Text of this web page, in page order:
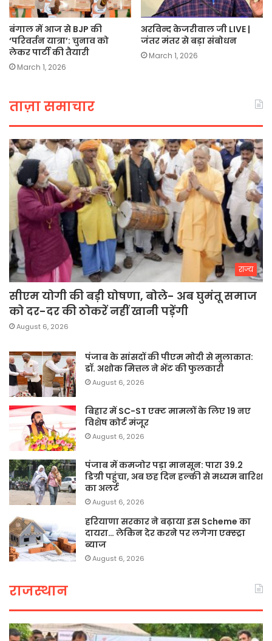
बंगाल में आज से BJP की
‘परिवर्तन यात्रा’: चुनाव को
लेकर पार्टी की तैयारी
March 1, 2026
अरविन्द केजरीवाल जी LIVE |
जंतर मंतर से बड़ा संबोधन
March 1, 2026
ताज़ा समाचार
राज्य
सीएम योगी की बड़ी घोषणा, बोले- अब घुमंतू समाज
को दर-दर की ठोकरें नहीं खानी पड़ेंगी
August 6, 2026
पंजाब के सांसदों की पीएम मोदी से मुलाकात:
डॉ. अशोक मित्तल ने भेंट की फुलकारी
August 6, 2026
बिहार में SC-ST एक्ट मामलों के लिए 19 नए
विशेष कोर्ट मंजूर
August 6, 2026
पंजाब में कमजोर पड़ा मानसून: पारा 39.2
डिग्री पहुंचा, अब छह दिन हल्की से मध्यम बारिश
का अलर्ट
August 6, 2026
हरियाणा सरकार ने बढ़ाया इस Scheme का
दायरा… लेकिन देर करने पर लगेगा एक्स्ट्रा
ब्याज
August 6, 2026
राजस्थान